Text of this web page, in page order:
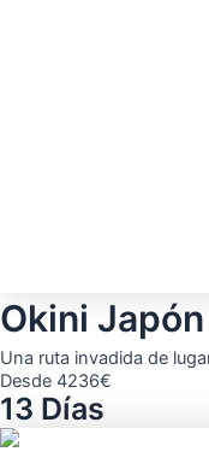
Okini
Una ruta invadida de
Desde 4236€
13 Días